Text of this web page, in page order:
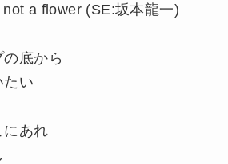
a flower (SE:坂本龍一)
の底から
たい
にあれ